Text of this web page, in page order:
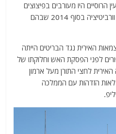
הרוסיים היו מעורבים בפיצוצים
של שני מאגרי תחמושת בעיירה וורביטיציה בסוף 2014 שבהם
האירית נגד הבריטים הייתה
לפני הפסקת האש וחלוקתו של
לחצי התורן מעל ארמון
לאות הזדהות עם הממלכה